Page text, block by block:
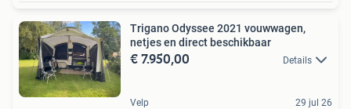
Trigano Odyssee 2021 vouwwagen,
netjes en direct beschikbaar
€ 7.950,00 Details
Velp 29 jul 26